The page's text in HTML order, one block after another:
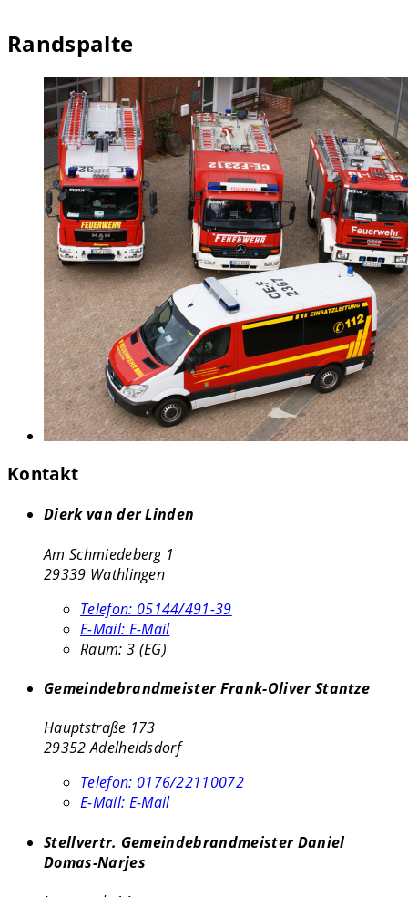
Randspalte
Kontakt
Dierk van der Linden
Am Schmiedeberg 1
29339 Wathlingen
Telefon: 05144/491-39
E-Mail: E-Mail
Raum: 3 (EG)
Gemeindebrandmeister Frank-Oliver Stantze
Hauptstraße 173
29352 Adelheidsdorf
Telefon: 0176/22110072
E-Mail: E-Mail
Stellvertr. Gemeindebrandmeister Daniel
Domas-Narjes